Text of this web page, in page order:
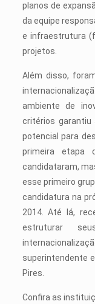
planos de
da equipe
e infraestrutura
projetos.
Além disso,
ambiente de
critérios garantiu
potencial para
primeira etapa
candidataram,
esse primeiro
candidatura na
2014. Até lá,
estruturar
superintendente
Pires.
Confira as